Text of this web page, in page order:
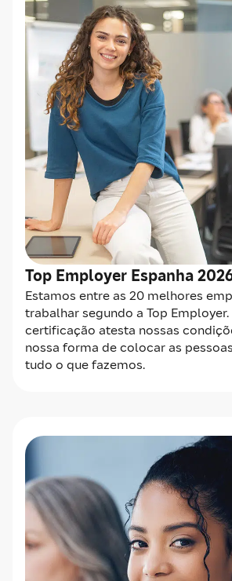
Top Employer Espanha
Estamos entre as 20 melhores
trabalhar segundo a Top
certificação atesta nossas
nossa forma de colocar as
tudo o que fazemos.